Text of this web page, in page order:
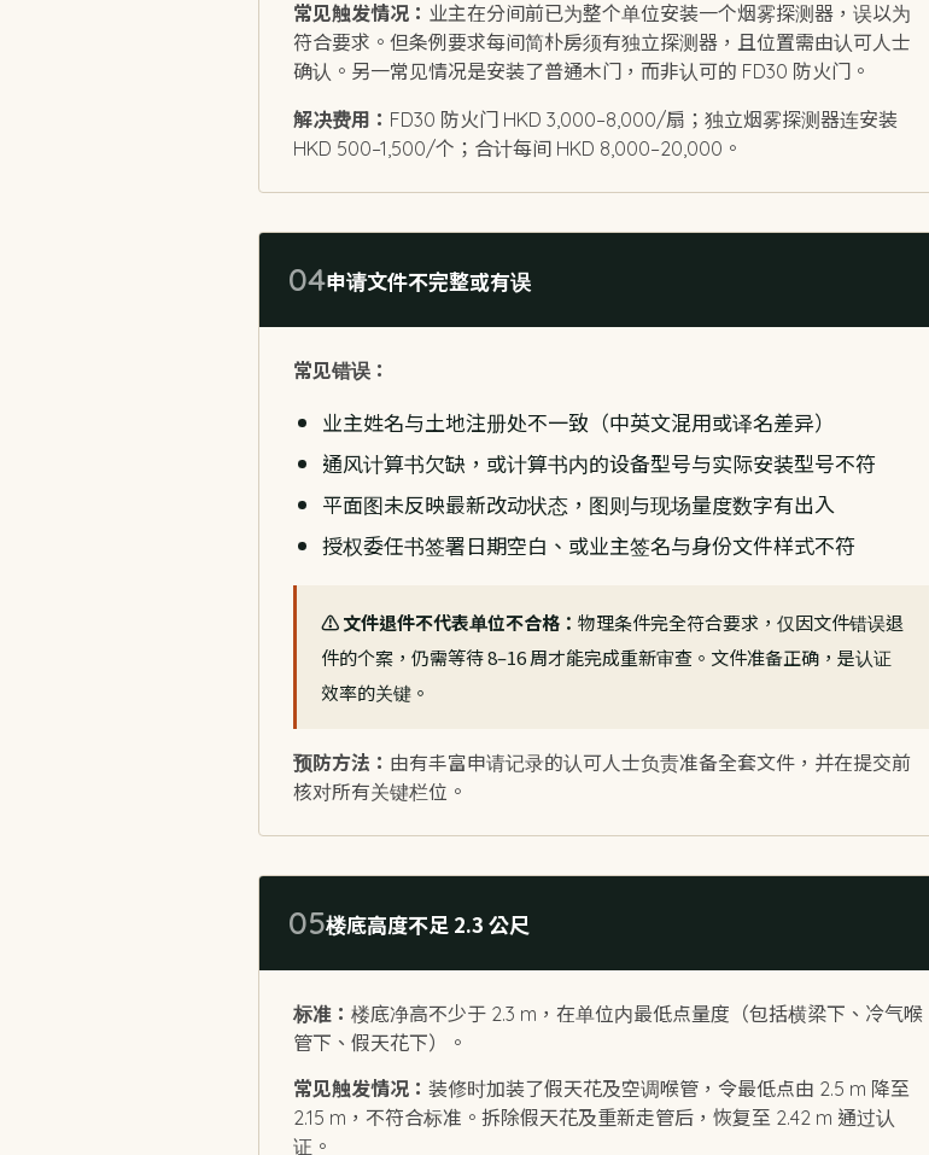
常见触发情况： 业主在分间前已为整个单位安装一个烟雾探测器，误以为
符合要求。但条例要求每间简朴房须有独立探测器，且位置需由认可人士
确认。另一常见情况是安装了普通木门，而非认可的 FD30 防火门。
解决费用： FD30 防火门 HKD 3,000–8,000/扇；独立烟雾探测器连安装
HKD 500–1,500/个；合计每间 HKD 8,000–20,000。
04申请文件不完整或有误
常见错误：
业主姓名与土地注册处不一致（中英文混用或译名差异）
通风计算书欠缺，或计算书内的设备型号与实际安装型号不符
平面图未反映最新改动状态，图则与现场量度数字有出入
授权委任书签署日期空白、或业主签名与身份文件样式不符
⚠️ 文件退件不代表单位不合格： 物理条件完全符合要求，仅因文件错误退
件的个案，仍需等待 8–16 周才能完成重新审查。文件准备正确，是认证
效率的关键。
预防方法： 由有丰富申请记录的认可人士负责准备全套文件，并在提交前
核对所有关键栏位。
05楼底高度不足 2.3 公尺
标准： 楼底净高不少于 2.3 m，在单位内最低点量度（包括横梁下、冷气喉
管下、假天花下）。
常见触发情况： 装修时加装了假天花及空调喉管，令最低点由 2.5 m 降至
2.15 m，不符合标准。拆除假天花及重新走管后，恢复至 2.42 m 通过认
证。